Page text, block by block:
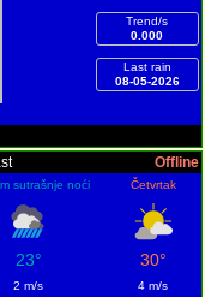
Trend/s
0.000
Last rain
08-05-2026
Offline
sutrašnje noći Četvrtak
23° 30°
2 m/s 4 m/s